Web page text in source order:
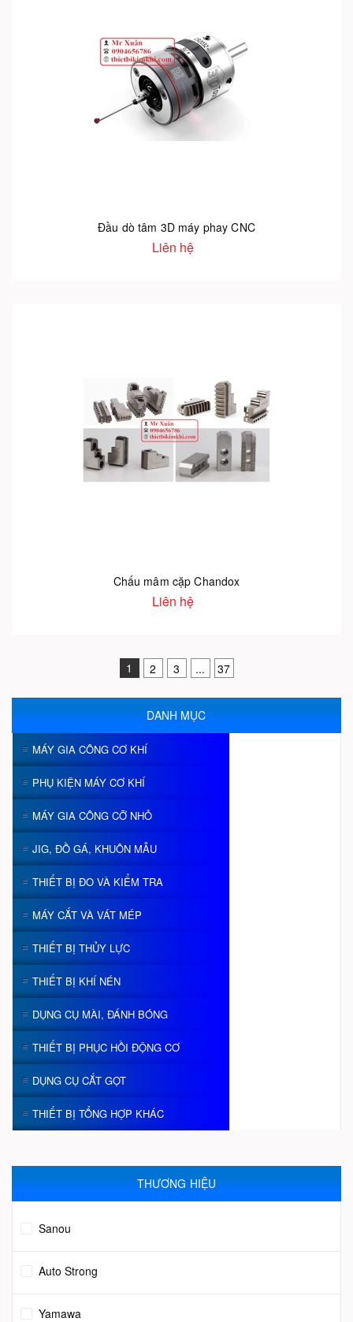
Đầu dò tâm 3D máy phay CNC
Liên hệ
Chấu mâm cặp Chandox
Liên hệ
1 2 3 ... 37
DANH MỤC
MÁY GIA CÔNG CƠ KHÍ
PHỤ KIỆN MÁY CƠ KHÍ
MÁY GIA CÔNG CỠ NHỎ
JIG, ĐỒ GÁ, KHUÔN MẪU
THIẾT BỊ ĐO VÀ KIỂM TRA
MÁY CẮT VÀ VÁT MÉP
THIẾT BỊ THỦY LỰC
THIẾT BỊ KHÍ NÉN
DỤNG CỤ MÀI, ĐÁNH BÓNG
THIẾT BỊ PHỤC HỒI ĐỘNG CƠ
DỤNG CỤ CẮT GỌT
THIẾT BỊ TỔNG HỢP KHÁC
THƯƠNG HIỆU
Sanou
Auto Strong
Yamawa